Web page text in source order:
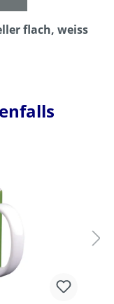
flach, weiss